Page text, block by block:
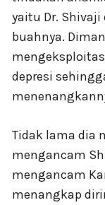
yaitu Dr.
buahnya.
depresi
Tidak lama dia
mengancam
mengancam
menangkap